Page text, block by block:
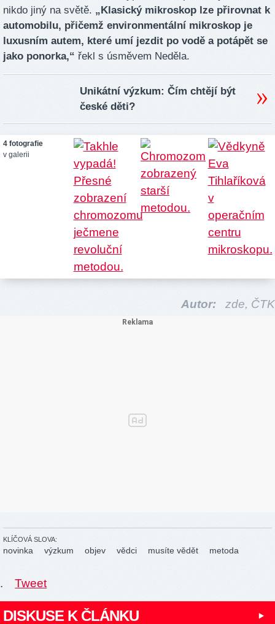
nikdo jiný na světě. „Klasický mikroskop lze přirovnat k
automobilu, přičemž environmentální mikroskop je
luxusním autem, které umí jezdit po vodě a potápět se
jako ponorka,“ řekl s úsměvem Neděla.
Unikátní výzkum: Čím chtějí být
české děti?
4 fotografie
v galerii
Autor: zde, ČTK
KLÍČOVÁ SLOVA:
novinka výzkum objev vědci musíte vědět metoda
. Tweet
DISKUSE K ČLÁNKU